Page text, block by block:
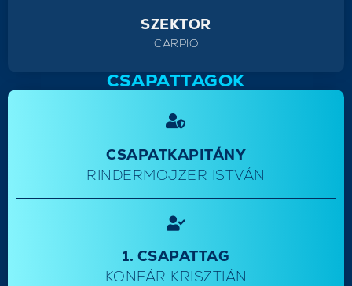
SZEKTOR
CARPIO
CSAPATTAGOK
CSAPATKAPITÁNY
RINDERMOJZER ISTVÁN
1. CSAPATTAG
KONFÁR KRISZTIÁN